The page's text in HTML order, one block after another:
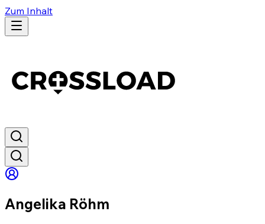
Zum Inhalt
Angelika Röhm